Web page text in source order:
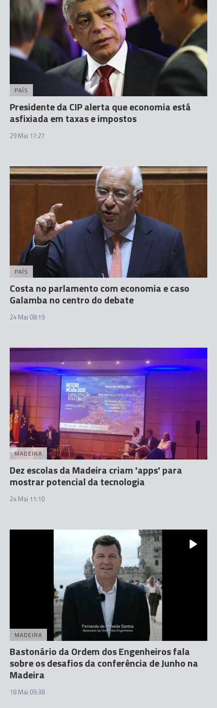
PAÍS
Presidente da CIP alerta que economia está
asfixiada em taxas e impostos
29 Mai 17:27
PAÍS
Costa no parlamento com economia e caso
Galamba no centro do debate
24 Mai 08:19
MADEIRA
Dez escolas da Madeira criam 'apps' para
mostrar potencial da tecnologia
24 Mai 11:10
MADEIRA
Bastonário da Ordem dos Engenheiros fala
sobre os desafios da conferência de Junho na
Madeira
18 Mai 09:38